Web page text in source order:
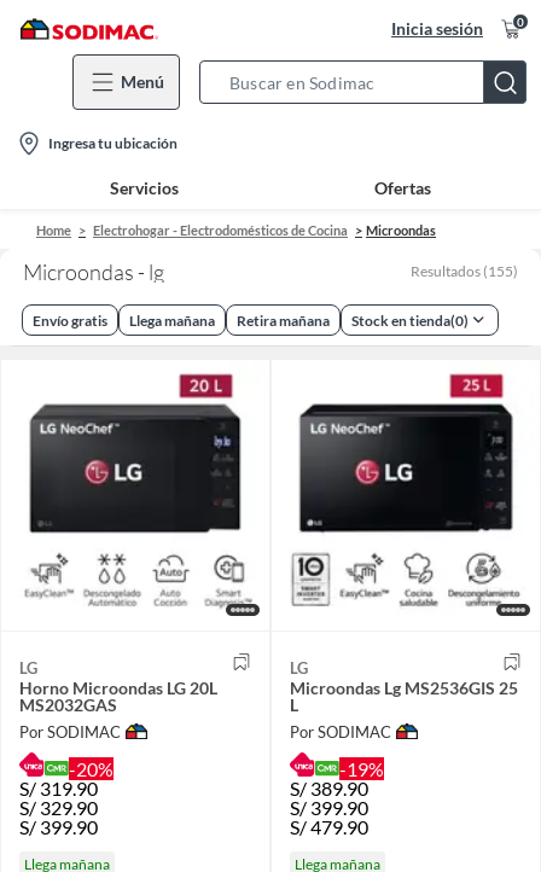
Inicia sesión 0
Menú
Bar
location-
icon
Ingresa tu ubicación
Servicios Ofertas
Home Electrohogar - Electrodomésticos de Cocina Microondas
Microondas - lg Resultados (155)
Envío gratis Llega mañana Retira mañana Stock en tienda(0)
LG
Horno Microondas LG 20L
MS2032GAS
Por SODIMAC
-20%
S/ 319.90
S/ 329.90
S/ 399.90
Llega mañana
LG
Microondas Lg MS2536GIS 25
L
Por SODIMAC
-19%
S/ 389.90
S/ 399.90
S/479.90
Llega mañana